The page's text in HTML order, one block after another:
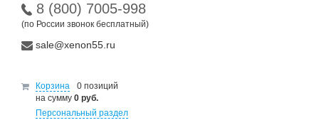
8 (800) 7005-998
(по России звонок бесплатный)
sale@xenon55.ru
Корзина
0 позиций
на сумму 0 руб.
Персональный раздел